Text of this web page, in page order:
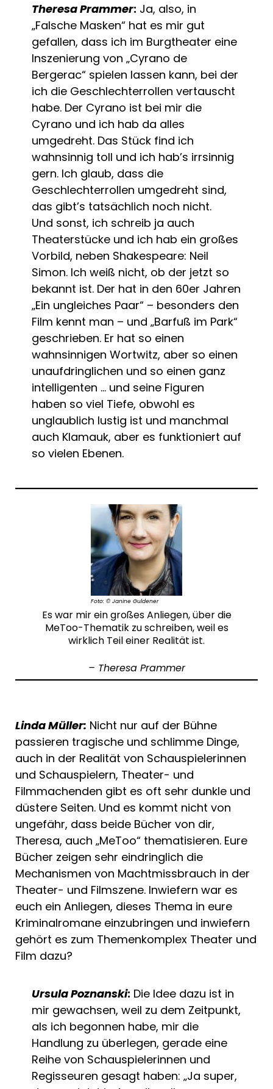
Theresa Prammer: Ja, also, in
„Falsche Masken“ hat es mir gut
gefallen, dass ich im Burgtheater eine
Inszenierung von „Cyrano de
Bergerac“ spielen lassen kann, bei der
ich die Geschlechterrollen vertauscht
habe. Der Cyrano ist bei mir die
Cyrano und ich hab da alles
umgedreht. Das Stück find ich
wahnsinnig toll und ich hab’s irrsinnig
gern. Ich glaub, dass die
Geschlechterrollen umgedreht sind,
das gibt’s tatsächlich noch nicht.
Und sonst, ich schreib ja auch
Theaterstücke und ich hab ein großes
Vorbild, neben Shakespeare: Neil
Simon. Ich weiß nicht, ob der jetzt so
bekannt ist. Der hat in den 60er Jahren
„Ein ungleiches Paar“ – besonders den
Film kennt man – und „Barfuß im Park“
geschrieben. Er hat so einen
wahnsinnigen Wortwitz, aber so einen
unaufdringlichen und so einen ganz
intelligenten … und seine Figuren
haben so viel Tiefe, obwohl es
unglaublich lustig ist und manchmal
auch Klamauk, aber es funktioniert auf
so vielen Ebenen.
Foto: © Janine Guldener
Es war mir ein großes Anliegen, über die
MeToo-Thematik zu schreiben, weil es
wirklich Teil einer Realität ist.
– Theresa Prammer
Linda Müller: Nicht nur auf der Bühne
passieren tragische und schlimme Dinge,
auch in der Realität von Schauspielerinnen
und Schauspielern, Theater- und
Filmmachenden gibt es oft sehr dunkle und
düstere Seiten. Und es kommt nicht von
ungefähr, dass beide Bücher von dir,
Theresa, auch „MeToo“ thematisieren. Eure
Bücher zeigen sehr eindringlich die
Mechanismen von Machtmissbrauch in der
Theater- und Filmszene. Inwiefern war es
euch ein Anliegen, dieses Thema in eure
Kriminalromane einzubringen und inwiefern
gehört es zum Themenkomplex Theater und
Film dazu?
Ursula Poznanski: Die Idee dazu ist in
mir gewachsen, weil zu dem Zeitpunkt,
als ich begonnen habe, mir die
Handlung zu überlegen, gerade eine
Reihe von Schauspielerinnen und
Regisseuren gesagt haben: „Ja super,